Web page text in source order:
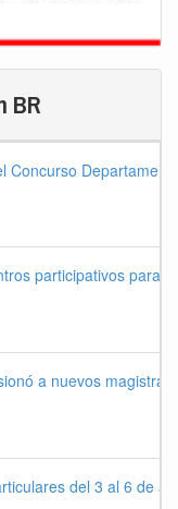
BR
Concurso
participativos para
a nuevos
del 3 al 6 de